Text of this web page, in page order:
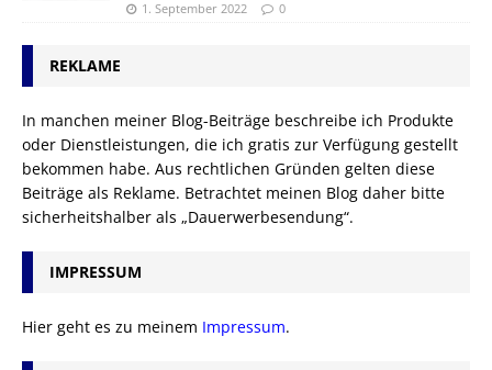
1. September 2022 0
REKLAME
In manchen meiner Blog-Beiträge beschreibe ich Produkte
oder Dienstleistungen, die ich gratis zur Verfügung gestellt
bekommen habe. Aus rechtlichen Gründen gelten diese
Beiträge als Reklame. Betrachtet meinen Blog daher bitte
sicherheitshalber als „Dauerwerbesendung“.
IMPRESSUM
Hier geht es zu meinem Impressum.